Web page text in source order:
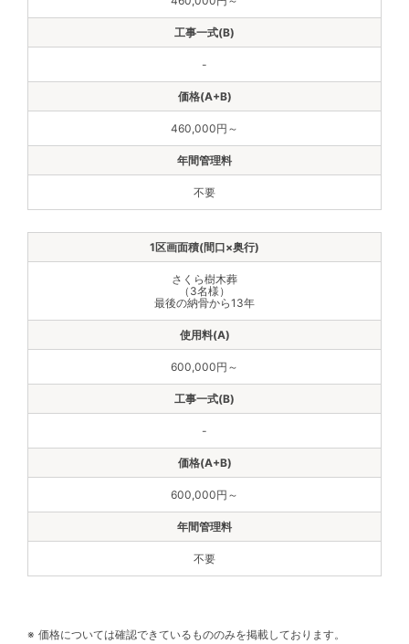
-
460,000円～
不要
さくら樹木葬
（3名様）
最後の納骨から13年
600,000円～
-
600,000円～
不要
価格については確認できているもののみを掲載しております。